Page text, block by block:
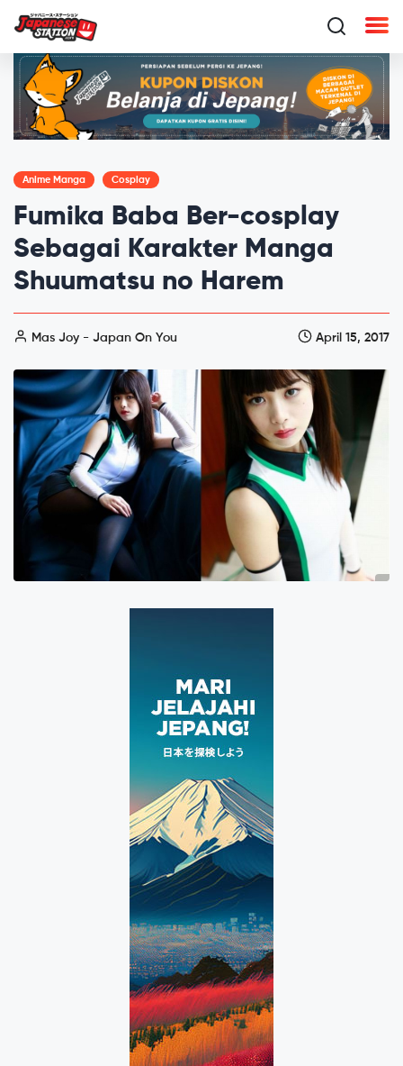
Anime Manga Cosplay
Fumika Baba Ber-cosplay
Sebagai Karakter Manga
Shuumatsu no Harem
Mas Joy - Japan On You April 15, 2017